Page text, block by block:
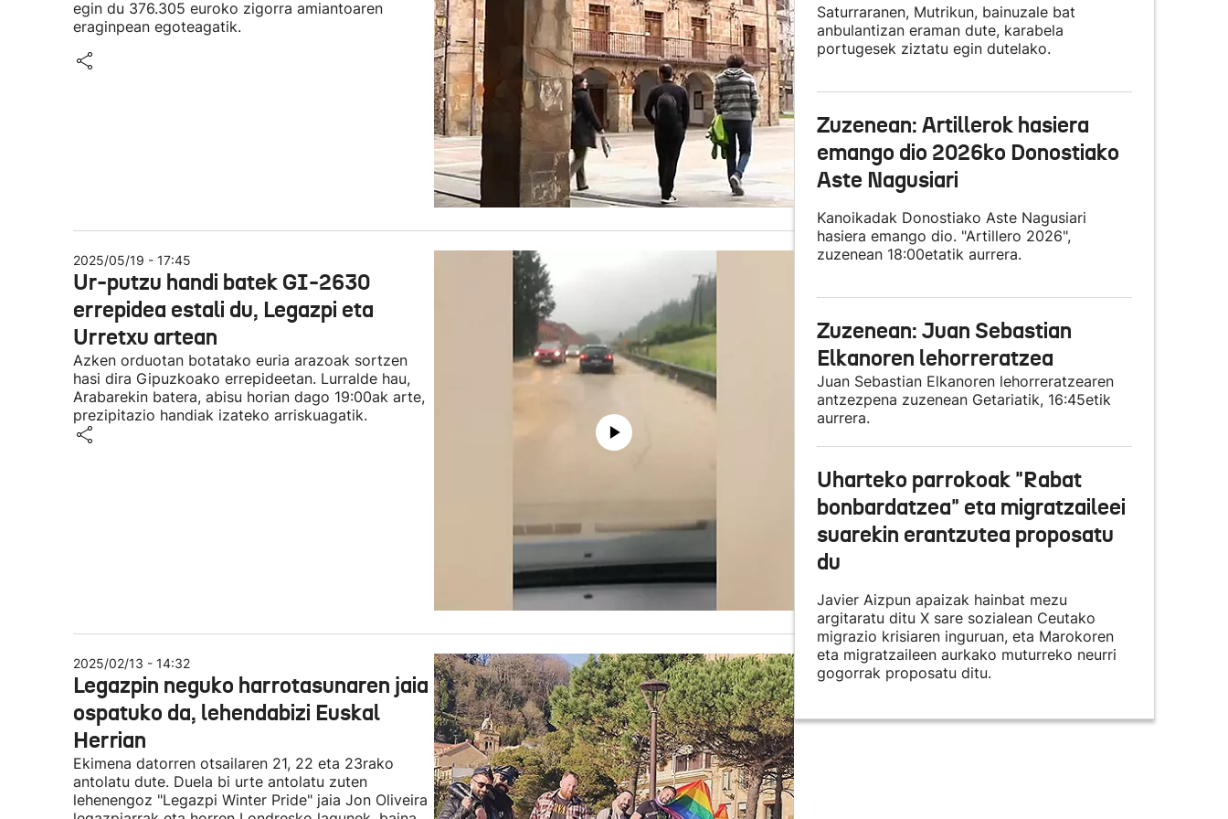
egin du 376.305 euroko zigorra amiantoaren
eraginpean egoteagatik.
2025/05/19 - 17:45
Ur-putzu handi batek GI-2630
errepidea estali du, Legazpi eta
Urretxu artean
Azken orduotan botatako euria arazoak sortzen
hasi dira Gipuzkoako errepideetan. Lurralde hau,
Arabarekin batera, abisu horian dago 19:00ak arte,
prezipitazio handiak izateko arriskuagatik.
2025/02/13 - 14:32
Legazpin neguko harrotasunaren jaia
ospatuko da, lehendabizi Euskal
Herrian
Ekimena datorren otsailaren 21, 22 eta 23rako
antolatu dute. Duela bi urte antolatu zuten
lehenengoz "Legazpi Winter Pride" jaia Jon Oliveira
Saturraranen, Mutrikun, bainuzale bat
anbulantizan eraman dute, karabela
portugesek ziztatu egin dutelako.
Zuzenean: Artillerok hasiera
emango dio 2026ko Donostiako
Aste Nagusiari
Kanoikadak Donostiako Aste Nagusiari
hasiera emango dio. "Artillero 2026",
zuzenean 18:00etatik aurrera.
Zuzenean: Juan Sebastian
Elkanoren lehorreratzea
Juan Sebastian Elkanoren lehorreratzearen
antzezpena zuzenean Getariatik, 16:45etik
aurrera.
Uharteko parrokoak "Rabat
bonbardatzea" eta migratzaileei
suarekin erantzutea proposatu
du
Javier Aizpun apaizak hainbat mezu
argitaratu ditu X sare sozialean Ceutako
migrazio krisiaren inguruan, eta Marokoren
eta migratzaileen aurkako muturreko neurri
gogorrak proposatu ditu.